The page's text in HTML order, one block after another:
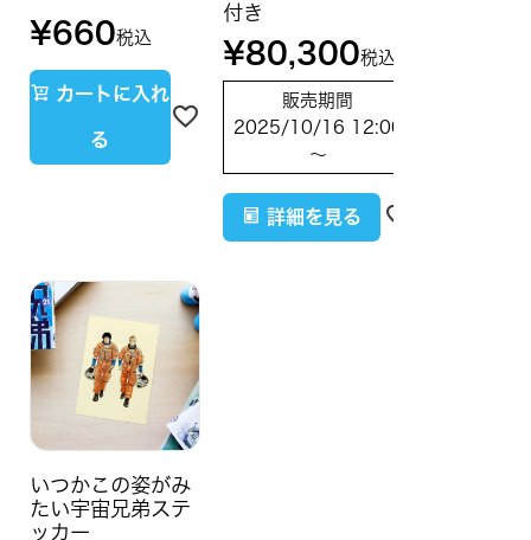
¥660税込
カートに入れ
る
付き
¥80,300税込
販売期間
2025/10/16 12:00
〜
詳細を見る
いつかこの姿がみ
たい宇宙兄弟ステ
ッカー